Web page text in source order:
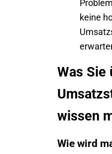
keine
Was Sie
wissen
Wie wird